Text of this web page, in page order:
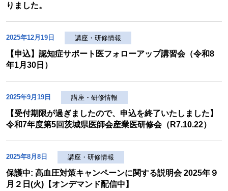
りました。
2025年12月19日 講座・研修情報
【申込】認知症サポート医フォローアップ講習会（令和8
年1月30日）
2025年9月19日 講座・研修情報
【受付期限が過ぎましたので、申込を終了いたしました】
令和7年度第5回茨城県医師会産業医研修会（R7.10.22）
2025年8月8日 講座・研修情報
保護中: 高血圧対策キャンペーンに関する説明会 2025年９
月２日(火)【オンデマンド配信中】